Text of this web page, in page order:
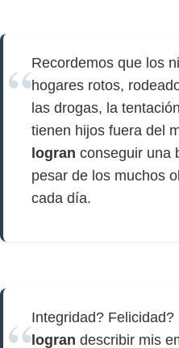
Recordemos que los
hogares rotos,
las drogas, la
tienen hijos fuera del
logran conseguir una
pesar de los muchos
cada día.
Integridad?
logran describir mis